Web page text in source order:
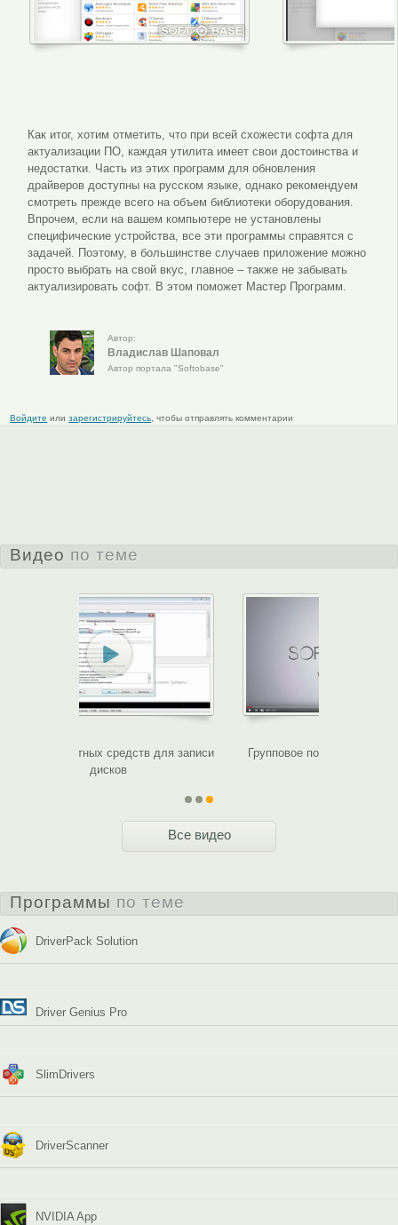
Как итог, хотим отметить, что при всей схожести софта для
актуализации ПО, каждая утилита имеет свои достоинства и
недостатки. Часть из этих программ для обновления
драйверов доступны на русском языке, однако рекомендуем
смотреть прежде всего на объем библиотеки оборудования.
Впрочем, если на вашем компьютере не установлены
специфические устройства, все эти программы справятся с
задачей. Поэтому, в большинстве случаев приложение можно
просто выбрать на свой вкус, главное – также не забывать
актуализировать софт. В этом поможет Мастер Программ.
Автор:
Владислав Шаповал
Автор портала "Softobase"
Войдите илизарегистрируйтесь, чтобы отправлять комментарии
Видео по теме
Знакомство с меню браузера Mozilla Firefox
Все видео
Программы по теме
DriverPack Solution
Driver Genius Pro
SlimDrivers
DriverScanner
NVIDIA App